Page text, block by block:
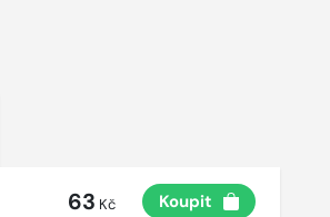
63 Kč Koupit